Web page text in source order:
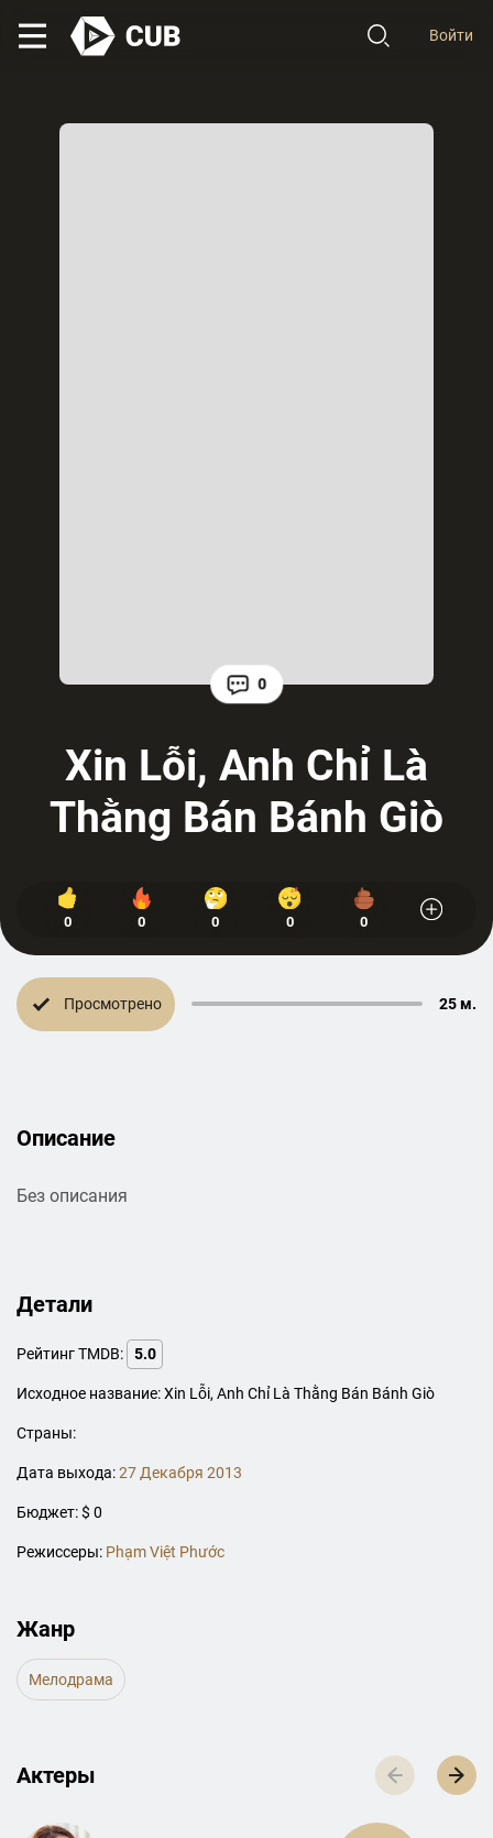
Войти
0
Xin Lỗi, Anh Chỉ Là
Thằng Bán Bánh Giò
0 0 0 0 0
Просмотрено 25 м.
Описание
Без описания
Детали
Рейтинг TMDB: 5.0
Исходное название: Xin Lỗi, Anh Chỉ Là Thằng Bán Bánh Giò
Страны:
Дата выхода:27 Декабря 2013
Бюджет: $ 0
Режиссеры: Phạm Việt Phước
Жанр
Мелодрама
Актеры